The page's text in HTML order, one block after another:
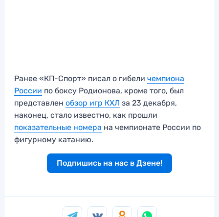
Ранее «КП-Спорт» писал о гибели чемпиона
России по боксу Родионова, кроме того, был
представлен обзор игр КХЛ за 23 декабря,
наконец, стало известно, как прошли
показательные номера на чемпионате России по
фигурному катанию.
Подпишись на нас в Дзене!